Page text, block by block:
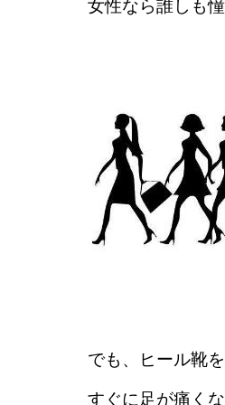
女性なら誰しも
でも、ヒール靴
すぐに足が痛く